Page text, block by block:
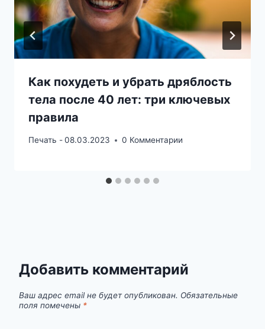
Как похудеть и убрать дряблость
тела после 40 лет: три ключевых
правила
Печать -08.03.2023 0 Комментарии
Добавить комментарий
Ваш адрес email не будет опубликован. Обязательные
поля помечены *